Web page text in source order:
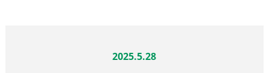
2025.5.28